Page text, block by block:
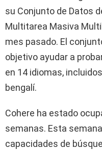
su Conjunto de Datos
Multitarea Masiva
mes pasado. El
objetivo ayudar a
en 14 idiomas,
bengalí.
Cohere ha estado
semanas. Esta
capacidades de